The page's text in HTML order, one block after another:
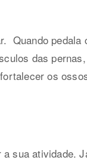
Quando pedala
das
os
sua atividade.